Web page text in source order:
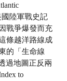
國陸軍戰史記
戰爭爆發而充
條越洋路線成
的「生命線
過地圖正反兩
to